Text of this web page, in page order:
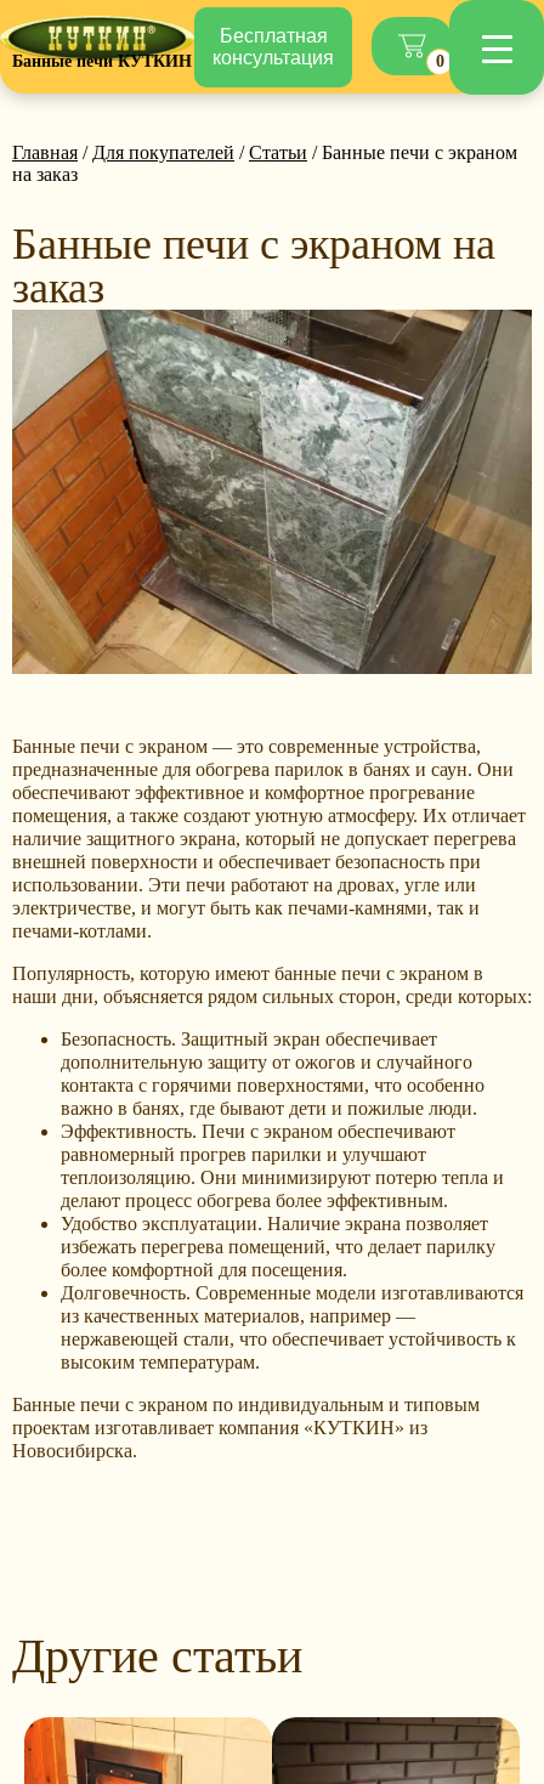
Банные печи КУТКИН
Бесплатная
консультация
0
Главная / Для покупателей /Статьи / Банные печи с экраном
на заказ
Банные печи с экраном на
заказ
Банные печи с экраном — это современные устройства,
предназначенные для обогрева парилок в банях и саун. Они
обеспечивают эффективное и комфортное прогревание
помещения, а также создают уютную атмосферу. Их отличает
наличие защитного экрана, который не допускает перегрева
внешней поверхности и обеспечивает безопасность при
использовании. Эти печи работают на дровах, угле или
электричестве, и могут быть как печами-камнями, так и
печами-котлами.
Популярность, которую имеют банные печи с экраном в
наши дни, объясняется рядом сильных сторон, среди которых:
Безопасность. Защитный экран обеспечивает
дополнительную защиту от ожогов и случайного
контакта с горячими поверхностями, что особенно
важно в банях, где бывают дети и пожилые люди.
Эффективность. Печи с экраном обеспечивают
равномерный прогрев парилки и улучшают
теплоизоляцию. Они минимизируют потерю тепла и
делают процесс обогрева более эффективным.
Удобство эксплуатации. Наличие экрана позволяет
избежать перегрева помещений, что делает парилку
более комфортной для посещения.
Долговечность. Современные модели изготавливаются
из качественных материалов, например —
нержавеющей стали, что обеспечивает устойчивость к
высоким температурам.
Банные печи с экраном по индивидуальным и типовым
проектам изготавливает компания «КУТКИН» из
Новосибирска.
Другие статьи